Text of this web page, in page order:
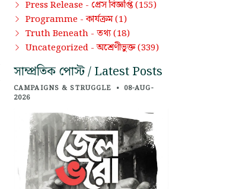
Press Release - প্রেস বিজ্ঞপ্তি(155)
Programme -কার্যক্রম(1)
Truth Beneath - তথ্য(18)
Uncategorized -অশ্রেণীভুক্ত(339)
সাম্প্রতিক পোস্ট / Latest Posts
CAMPAIGNS & STRUGGLE • 08-AUG-
2026